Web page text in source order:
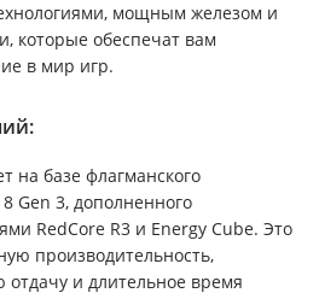
мощным железом и
которые обеспечат вам
в мир игр.
на базе флагманского
Gen 3, дополненного
RedCore R3 и Energy Cube. Это
производительность,
и длительное время